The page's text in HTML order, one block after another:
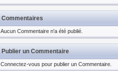
Commentaires
Aucun Commentaire n'a été publié.
Publier un Commentaire
Connectez-vous pour publier un Commentaire.